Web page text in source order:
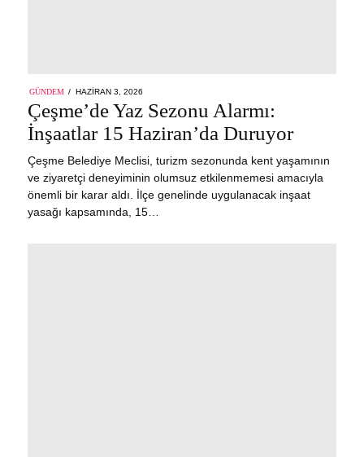
GÜNDEM
POSTED
ON
HAZIRAN 3, 2026
Çeşme’de Yaz Sezonu Alarmı:
İnşaatlar 15 Haziran’da Duruyor
Çeşme Belediye Meclisi, turizm sezonunda kent yaşamının
ve ziyaretçi deneyiminin olumsuz etkilenmemesi amacıyla
önemli bir karar aldı. İlçe genelinde uygulanacak inşaat
yasağı kapsamında, 15…